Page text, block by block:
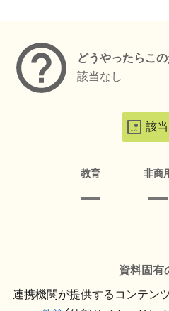
どうやったらこ
該当なし
該
教育 非商
資料固有
連携機関が提供するコンテンツ